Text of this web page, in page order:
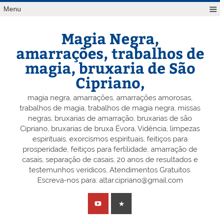
Skip
toMenu
Magia Negra,
amarrações, trabalhos de
magia, bruxaria de São
Cipriano,
magia negra, amarrações, amarrações amorosas,
trabalhos de magia, trabalhos de magia negra, missas
negras, bruxarias de amarração, bruxarias de são
Cipriano, bruxarias de bruxa Évora, Vidência, limpezas
espirituais, exorcismos espirituais, feitiços para
prosperidade, feitiços para fertilidade, amarração de
casais, separação de casais, 20 anos de resultados e
testemunhos verídicos, Atendimentos Gratuitos.
Escreva-nos para: altar.cipriano@gmail.com